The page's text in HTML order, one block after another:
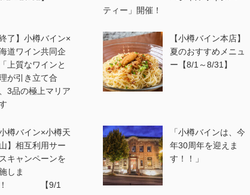
ティー」開催！
終了】小樽バイン×
道ワイン共同企
上質なワインと
が引き立て合
3品の極上マリア
【小樽バイン本店】
夏のおすすめメニュ
ー【8/1～8/31】
小樽バイン×小樽天
】相互利用サー
キャンペーンを
しま
！ 【9/1
「小樽バインは、今
年30周年を迎えま
す！！」